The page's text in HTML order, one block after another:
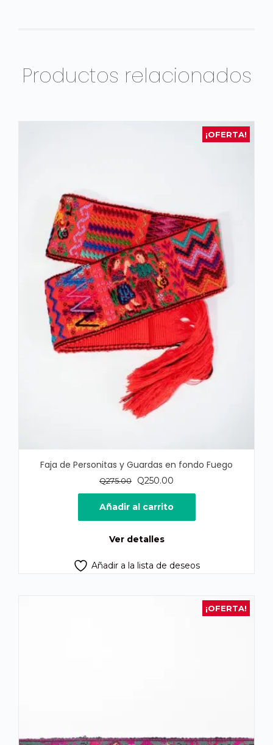
Productos relacionados
¡OFERTA!
Faja de Personitas y Guardas en fondo Fuego
Q275.00
El
precio
original
era:
Q250.00
precio
actual
es:
Añadir al carrito
Ver detalles
Añadir a la lista de deseos
¡OFERTA!